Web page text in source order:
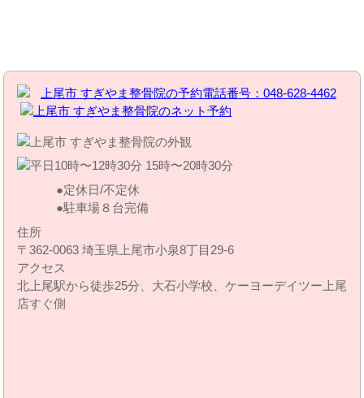
定休日/不定休
駐車場８台完備
住所
〒362-0063 埼玉県上尾市小泉8丁目29‐6
アクセス
北上尾駅から徒歩25分、大石小学校、ケーヨーデイツー上尾
店すぐ側